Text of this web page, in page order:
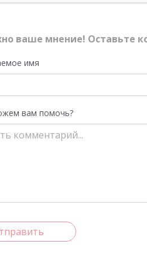
ваше мнение! Оставьте
имя
вам помочь?